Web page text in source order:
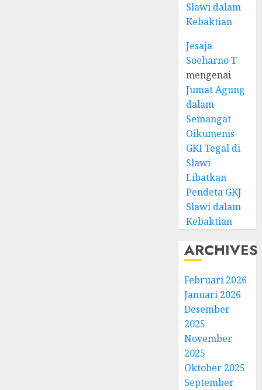
Slawi dalam
Kebaktian
Jesaja
Soeharno T
mengenai
Jumat Agung
dalam
Semangat
Oikumenis
GKI Tegal di
Slawi
Libatkan
Pendeta GKJ
Slawi dalam
Kebaktian
ARCHIVES
Februari 2026
Januari 2026
Desember
2025
November
2025
Oktober 2025
September